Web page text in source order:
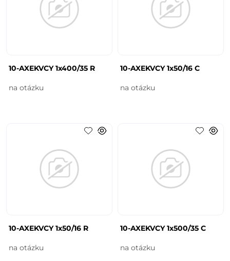
10-AXEKVCY 1x400/35 R
na otázku
10-AXEKVCY 1x50/16 C
na otázku
10-AXEKVCY 1x50/16 R
na otázku
10-AXEKVCY 1x500/35 C
na otázku